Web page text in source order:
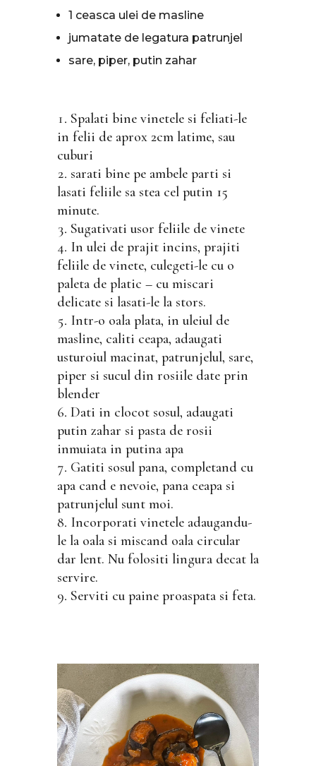
1 ceasca ulei de masline
jumatate de legatura patrunjel
sare, piper, putin zahar
Spalati bine vinetele si feliati-le
in felii de aprox 2cm latime, sau
cuburi
sarati bine pe ambele parti si
lasati feliile sa stea cel putin 15
minute.
Sugativati usor feliile de vinete
In ulei de prajit incins, prajiti
feliile de vinete, culegeti-le cu o
paleta de platic – cu miscari
delicate si lasati-le la stors.
Intr-o oala plata, in uleiul de
masline, caliti ceapa, adaugati
usturoiul macinat, patrunjelul, sare,
piper si sucul din rosiile date prin
blender
Dati in clocot sosul, adaugati
putin zahar si pasta de rosii
inmuiata in putina apa
Gatiti sosul pana, completand cu
apa cand e nevoie, pana ceapa si
patrunjelul sunt moi.
Incorporati vinetele adaugandu-
le la oala si miscand oala circular
dar lent. Nu folositi lingura decat la
servire.
Serviti cu paine proaspata si feta.